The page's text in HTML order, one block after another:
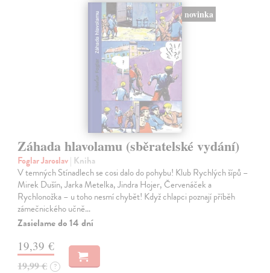
novinka
Záhada hlavolamu (sběratelské vydání)
Foglar Jaroslav| Kniha
V temných Stínadlech se cosi dalo do pohybu! Klub Rychlých šípů –
Mirek Dušín, Jarka Metelka, Jindra Hojer, Červenáček a
Rychlonožka – u toho nesmí chybět! Když chlapci poznají příběh
zámečnického učně…
Zasielame do 14 dní
19,39 €
19,99 € ?